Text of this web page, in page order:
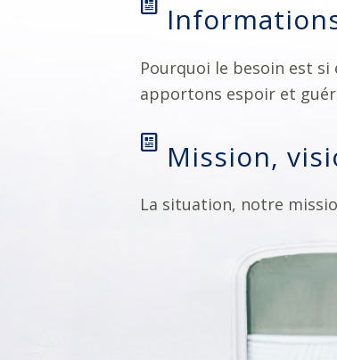
Pourquoi le besoin est
apportons espoir et
Mission,
La situation, notre